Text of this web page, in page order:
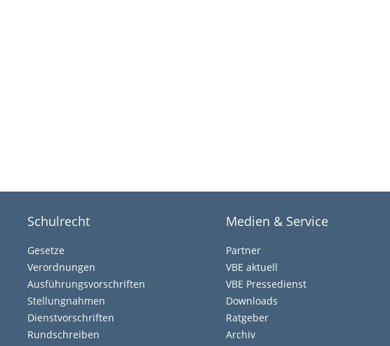
Schulrecht
Gesetze
Verordnungen
Ausführungsvorschriften
Stellungnahmen
Dienstvorschriften
Rundschreiben
Medien & Service
Partner
VBE aktuell
VBE Pressedienst
Downloads
Ratgeber
Archiv